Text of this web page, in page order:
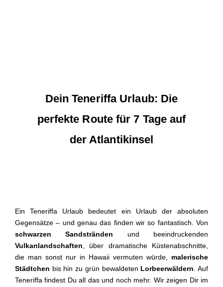
Dein Teneriffa Urlaub: Die
perfekte Route für 7 Tage auf
der Atlantikinsel
Ein Teneriffa Urlaub bedeutet ein Urlaub der absoluten
Gegensätze – und genau das finden wir so fantastisch. Von
schwarzen Sandstränden und beeindruckenden
Vulkanlandschaften , über dramatische Küstenabschnitte,
die man sonst nur in Hawaii vermuten würde, malerische
Städtchen bis hin zu grün bewaldeten Lorbeerwäldern . Auf
Teneriffa findest Du all das und noch mehr. Wir zeigen Dir im